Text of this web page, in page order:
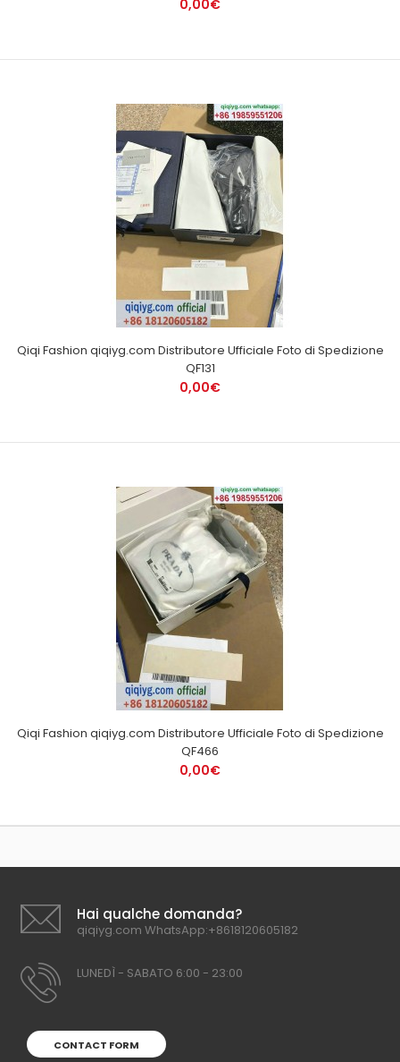
0,00€
Qiqi Fashion qiqiyg.com Distributore Ufficiale Foto di Spedizione
QF131
0,00€
Qiqi Fashion qiqiyg.com Distributore Ufficiale Foto di Spedizione
QF466
0,00€
Hai qualche domanda?
qiqiyg.com WhatsApp:+8618120605182
LUNEDÌ - SABATO 6:00 - 23:00
CONTACT FORM